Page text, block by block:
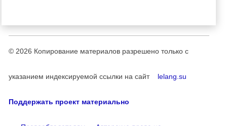
© 2026 Копирование материалов разрешено только с
указанием индексируемой ссылки на сайт lelang.su
Поддержать проект материально